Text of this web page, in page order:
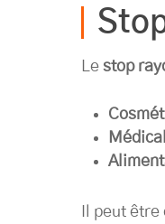
Lestop
Il peut